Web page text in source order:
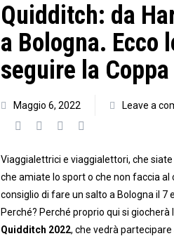
Quidditch: da
a Bologna. Ecco
seguire la
Maggio 6, 2022 Leave a
Viaggialettrici e viaggialettori, che siate
che amiate lo sport o che non faccia al
consiglio di fare un salto a Bologna il 7
Perché? Perché proprio qui si giocherà
Quidditch 2022, che vedrà